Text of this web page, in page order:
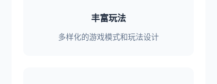
丰富玩法
多样化的游戏模式和玩法设计